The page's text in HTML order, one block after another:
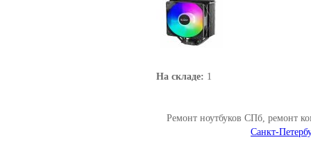
На складе: 1
Ремонт ноутбуков СПб, ремонт
Санкт-